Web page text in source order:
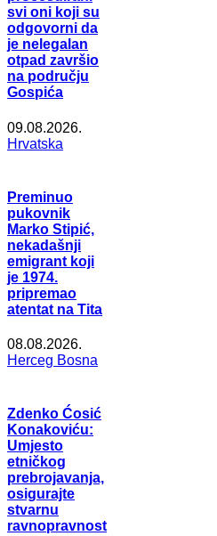
svi oni koji su
odgovorni da
je nelegalan
otpad završio
na području
Gospića
09.08.2026.
Hrvatska
Preminuo
pukovnik
Marko Stipić,
nekadašnji
emigrant koji
je 1974.
pripremao
atentat na Tita
08.08.2026.
Herceg Bosna
Zdenko Ćosić
Konakoviću:
Umjesto
etničkog
prebrojavanja,
osigurajte
stvarnu
ravnopravnost